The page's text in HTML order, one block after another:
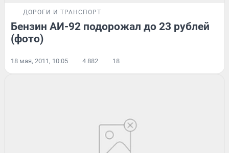
ДОРОГИ И ТРАНСПОРТ
Бензин АИ-92 подорожал до 23 рублей
(фото)
18 мая, 2011, 10:05 4 882 18